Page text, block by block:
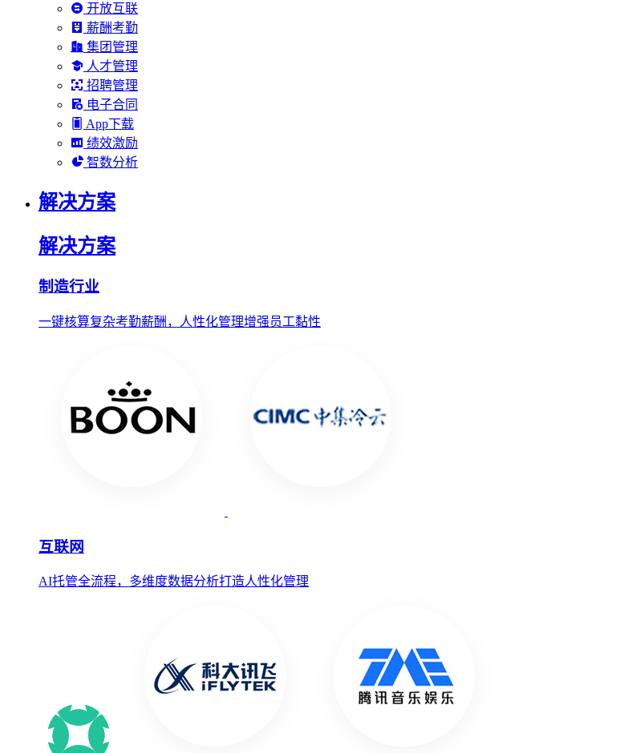
开放互联
薪酬考勤
集团管理
人才管理
招聘管理
电子合同
App下载
绩效激励
智数分析
解决方案
解决方案
制造行业
一键核算复杂考勤薪酬，人性化管理增强员工黏性
互联网
AI托管全流程，多维度数据分析打造人性化管理